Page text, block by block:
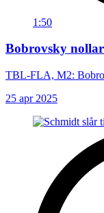
1:50
Bobrovsky
TBL-FLA, M2:
25 apr 2025